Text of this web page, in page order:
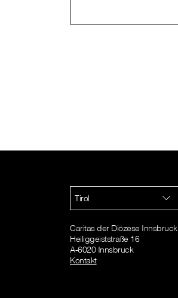
Tirol
Caritas der Diözese Innsbruck
Heiliggeiststraße 16
A-6020 Innsbruck
Kontakt